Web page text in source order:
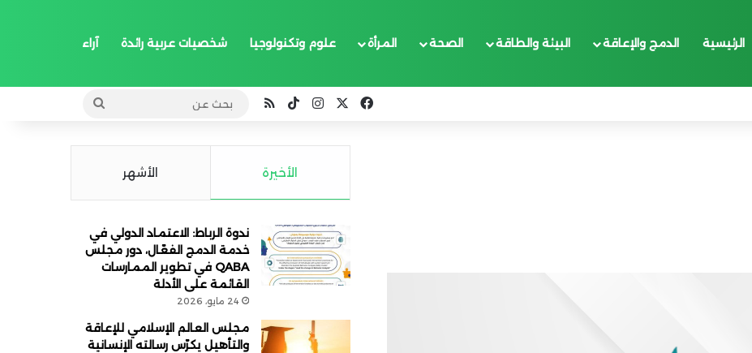
الرئيسية الدمج والإعاقة البيئة والطاقة الصحة المرأة علوم وتكنولوجيا شخصيات عربية رائدة آراء
فيسبوكانستقرام
‫TikTokملخص الموقع RSS
بحث
الأخيرة الأشهر
ندوة الرباط: الاعتماد الدولي في
خدمة الدمج الفعّال، دور مجلس
QABA في تطوير الممارسات
القائمة على الأدلة
24 مايو، 2026
مجلس العالم الإسلامي للإعاقة
والتأهيل يكرّس رسالته الإنسانية